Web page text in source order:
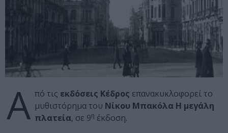
Α πό τις εκδόσεις Κέδρος επανακυκλοφορεί το
μυθιστόρημα του Νίκου Μπακόλα Η μεγάλη
πλατεία, σε 9η έκδοση.